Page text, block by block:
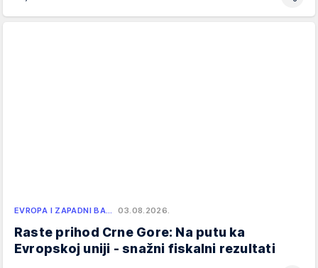
EVROPA I ZAPADNI BA… 03.08.2026.
Raste prihod Crne Gore: Na putu ka
Evropskoj uniji - snažni fiskalni rezultati